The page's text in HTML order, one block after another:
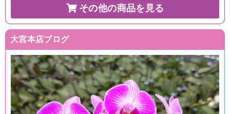
その他の商品を見る
大宮本店ブログ